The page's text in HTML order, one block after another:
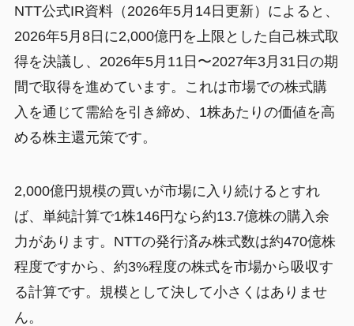
NTT公式IR資料（2026年5月14日更新）によると、
2026年5月8日に2,000億円を上限とした自己株式取
得を決議し、2026年5月11日〜2027年3月31日の期
間で取得を進めています。これは市場での株式購
入を通じて需給を引き締め、1株あたりの価値を高
める株主還元策です。
2,000億円規模の買いが市場に入り続けるとすれ
ば、単純計算で1株146円なら約13.7億株の購入余
力があります。NTTの発行済み株式数は約470億株
程度ですから、約3%程度の株式を市場から吸収す
る計算です。規模として決して小さくはありませ
ん。